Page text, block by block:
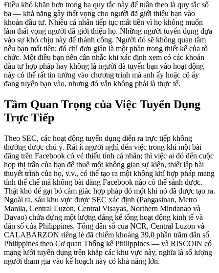
Điều khó khăn hơn trong ba quy tắc này để tuân theo là quy tắc số
ba — khả năng gây thất vọng cho người đã giới thiệu bạn vào
khoản đầu tư. Nhiều cá nhân tiếp tục mất tiền vì họ không muốn
làm thất vọng người đã giới thiệu họ. Những người tuyển dụng dựa
vào sự khó chịu này để thành công. Người đó sẽ không quan tâm
nếu bạn mất tiền; đó chỉ đơn giản là một phần trong thiết kế của tổ
chức. Một điều bạn nên cân nhắc khi xác định xem có các khoản
đầu tư hợp pháp hay không là người đã tuyển bạn vào hoạt động
này có thể rất tin tưởng vào chương trình mà anh ấy hoặc cô ấy
đang tuyển bạn vào, nhưng đó vẫn không phải là thực tế.
Tầm Quan Trọng của Việc Tuyển Dụng
Trực Tiếp
Theo SEC, các hoạt động tuyển dụng diễn ra trực tiếp không
thường được chú ý. Rất ít người nghĩ đến việc trong khi một bài
đăng trên Facebook có vẻ thiếu tính cá nhân; thì việc ai đó đến cuộc
họp thị trấn của bạn để thuê một không gian sự kiện, thiết lập bài
thuyết trình của họ, v.v., có thể tạo ra một không khí hợp pháp mang
tính thể chế mà không bài đăng Facebook nào có thể sánh được.
Thật khó để gạt bỏ cảm giác hợp pháp đó một khi nó đã được tạo ra.
Ngoài ra, sáu khu vực được SEC xác định (Pangasinan, Metro
Manila, Central Luzon, Central Visayas, Northern Mindanao và
Davao) chứa đựng một lượng đáng kể tổng hoạt động kinh tế và
dân số của Philippines. Tổng dân số của NCR, Central Luzon và
CALABARZON riêng lẻ đã chiếm khoảng 39,0 phần trăm dân số
Philippines theo Cơ quan Thống kê Philippines — và RISCOIN có
mạng lưới tuyển dụng trên khắp các khu vực này, nghĩa là số lượng
người tham gia vào kế hoạch này có khả năng lớn.